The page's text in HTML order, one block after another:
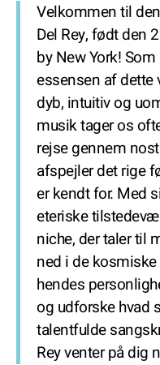
Velkommen til
Del Rey, født den
by New York!
essensen af
dyb, intuitiv og
musik tager os
rejse gennem
afspejler det rige
er kendt for. Med
eteriske
niche, der taler til
ned i de
hendes
og udforske hvad
talentfulde
Rey venter på dig